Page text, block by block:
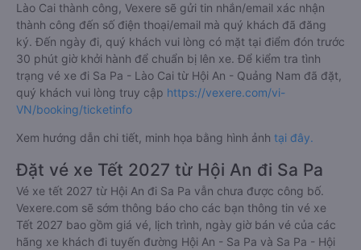
Lào Cai thành công, Vexere sẽ gửi tin nhắn/email xác nhận
thành công đến số điện thoại/email mà quý khách đã đăng
ký. Đến ngày đi, quý khách vui lòng có mặt tại điểm đón trước
30 phút giờ khởi hành để chuẩn bị lên xe. Để kiểm tra tình
trạng vé xe đi Sa Pa - Lào Cai từ Hội An - Quảng Nam đã đặt,
quý khách vui lòng truy cập https://vexere.com/vi-
VN/booking/ticketinfo
Xem hướng dẫn chi tiết, minh họa bằng hình ảnh tại đây.
Đặt vé xe Tết 2027 từ Hội An đi Sa Pa
Vé xe tết 2027 từ Hội An đi Sa Pa vẫn chưa được công bố.
Vexere.com sẽ sớm thông báo cho các bạn thông tin vé xe
Tết 2027 bao gồm giá vé, lịch trình, ngày giờ bán vé của các
hãng xe khách đi tuyến đường Hội An - Sa Pa và Sa Pa - Hội